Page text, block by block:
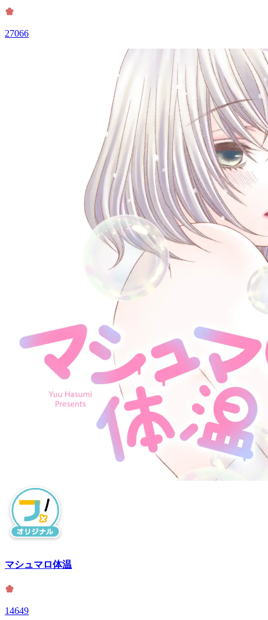
27066
マシュマロ体温
14649